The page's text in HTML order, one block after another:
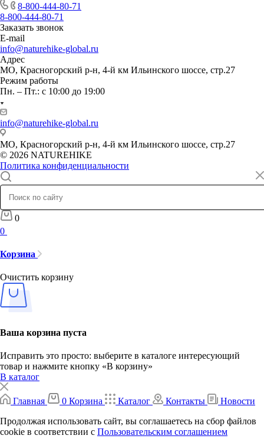
8-800-444-80-71
8-800-444-80-71
Заказать звонок
E-mail
info@naturehike-global.ru
Адрес
МО, Красногорский р-н, 4-й км Ильинского шоссе, стр.27
Режим работы
Пн. – Пт.: с 10:00 до 19:00
info@naturehike-global.ru
МО, Красногорский р-н, 4-й км Ильинского шоссе, стр.27
© 2026 NATUREHIKE
Политика конфиденциальности
0
0
Корзина
Очистить корзину
Ваша корзина пуста
Исправить это просто: выберите в каталоге интересующий
товар и нажмите кнопку «В корзину»
В каталог
Главная 0 Корзина Каталог Контакты
Новости
Продолжая использовать сайт, вы соглашаетесь на сбор файлов
cookie в соответствии с Пользовательским соглашением